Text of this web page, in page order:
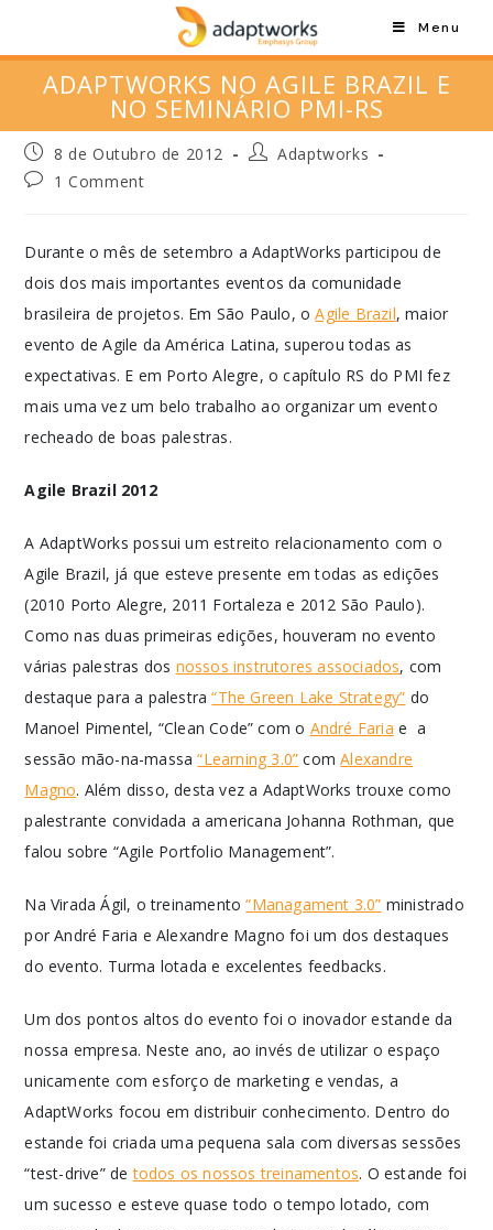
Menu
ADAPTWORKS NO AGILE BRAZIL E
NO SEMINÁRIO PMI-RS
8 de Outubro de 2012
Adaptworks
1 Comment
Durante o mês de setembro a AdaptWorks participou de
dois dos mais importantes eventos da comunidade
brasileira de projetos. Em São Paulo, oAgile Brazil, maior
evento de Agile da América Latina, superou todas as
expectativas. E em Porto Alegre, o capítulo RS do PMI fez
mais uma vez um belo trabalho ao organizar um evento
recheado de boas palestras.
Agile Brazil 2012
A AdaptWorks possui um estreito relacionamento com o
Agile Brazil, já que esteve presente em todas as edições
(2010 Porto Alegre, 2011 Fortaleza e 2012 São Paulo).
Como nas duas primeiras edições, houveram no evento
várias palestras dos nossos instrutores associados, com
destaque para a palestra“The Green Lake Strategy” do
Manoel Pimentel, “Clean Code” com o André Faria e a
sessão mão-na-massa“Learning 3.0” comAlexandre
Magno. Além disso, desta vez a AdaptWorks trouxe como
palestrante convidada a americana Johanna Rothman, que
falou sobre “Agile Portfolio Management”.
Na Virada Ágil, o treinamento“Managament 3.0” ministrado
por André Faria e Alexandre Magno foi um dos destaques
do evento. Turma lotada e excelentes feedbacks.
Um dos pontos altos do evento foi o inovador estande da
nossa empresa. Neste ano, ao invés de utilizar o espaço
unicamente com esforço de marketing e vendas, a
AdaptWorks focou em distribuir conhecimento. Dentro do
estande foi criada uma pequena sala com diversas sessões
“test-drive” detodos os nossos treinamentos. O estande foi
um sucesso e esteve quase todo o tempo lotado, com